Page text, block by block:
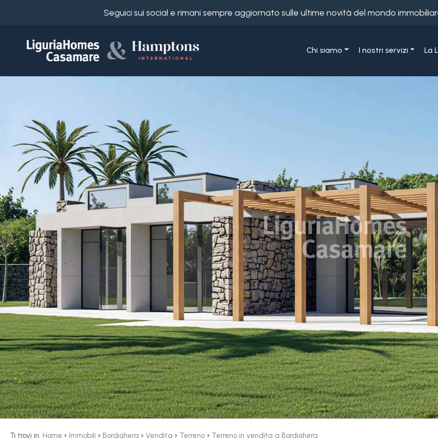
Seguici sui social e rimani sempre aggiornato sulle ultime novità del mondo
Chi siamo I nostri servizi La
Ti trovi in: Home › Immobili › Bordighera › Vendita › Terreno › Terreno in vendita a Bordighera
Chi
siamo
I
nostri
servizi
La
Liguria
Ricerca
case
Blog
Contatti
Preferiti
(0)
Provincia
Comune
Tipologia
-
multiscelta
Qualsiasi
Residenziali
Terreni